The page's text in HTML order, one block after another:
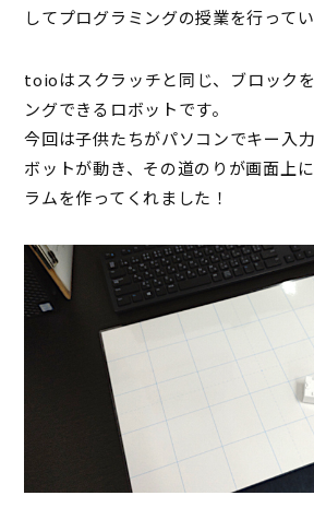
してプログラミングの授業を行ってい
toioはスクラッチと同じ、ブロック
ングできるロボットです。
今回は子供たちがパソコンでキー入
ボットが動き、その道のりが画面上
ラムを作ってくれました！